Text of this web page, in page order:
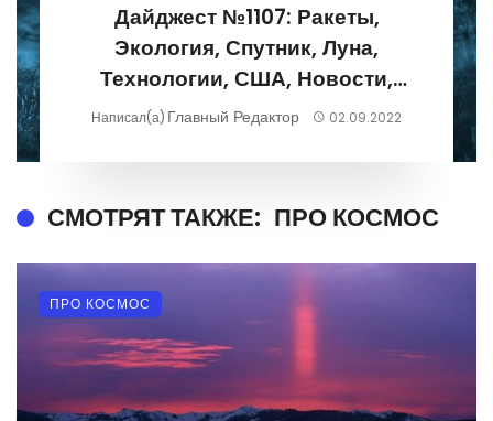
Дайджест №1107: Ракеты,
Экология, Спутник, Луна,
Технологии, США, Новости,
Фотографии 29.08.2022-
Написал(а) Главный Редактор 02.09.2022
СМОТРЯТ ТАКЖЕ: ПРО КОСМОС
ПРО КОСМОС